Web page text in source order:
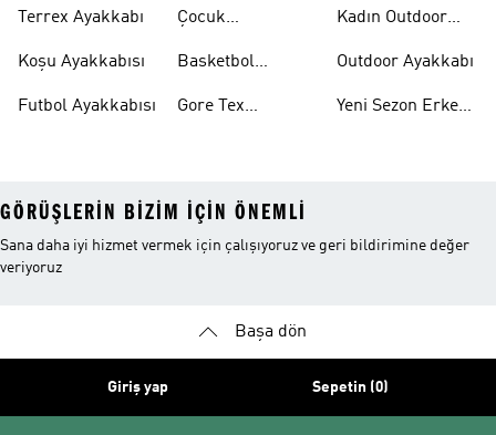
Terrex Ayakkabı
Koşu Ayakkabısı
Futbol Ayakkabısı
Çocuk
Basketbol
Gore Tex
Kadın Outdoor
Outdoor Ayakkabı
Yeni Sezon Erkek
GÖRÜŞLERIN BIZIM IÇIN ÖNEMLI
Sana daha iyi hizmet vermek için çalışıyoruz ve geri bildirimine değer
veriyoruz
Başa dön
Giriş yap Sepetin (0)